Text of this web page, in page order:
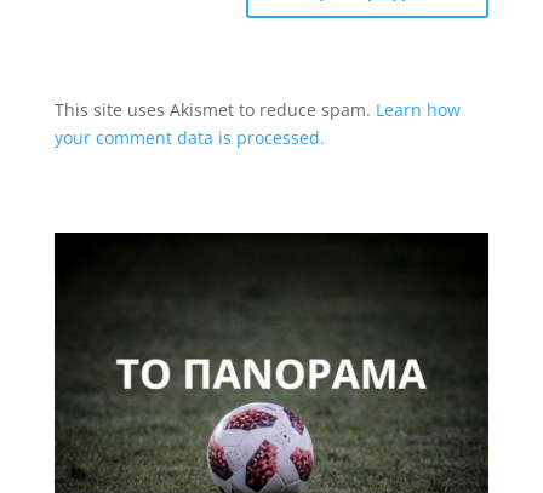
This site uses Akismet to reduce spam. Learn how
your comment data is processed.